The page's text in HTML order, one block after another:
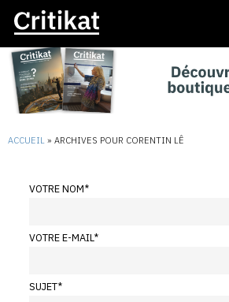
ACCUEIL » ARCHIVES POUR CORENTIN LÊ
VOTRE NOM*
VOTRE E-MAIL*
SUJET*